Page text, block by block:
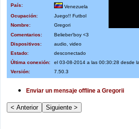
País:
Venezuela
Ocupación:
Juego!! Futbol
Nombre:
Gregori
Comentarios:
Belieber'boy <3
Dispositivos:
audio, video
Estado:
desconectado
Última conexión:
el 03-08-2014 a las 00:30:28 desde
Versión:
7.50.3
Enviar un mensaje offline a Gregorii